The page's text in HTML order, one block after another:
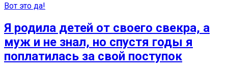
Вот это да!
Я родила детей от своего свекра, а
муж и не знал, но спустя годы я
поплатилась за свой поступок